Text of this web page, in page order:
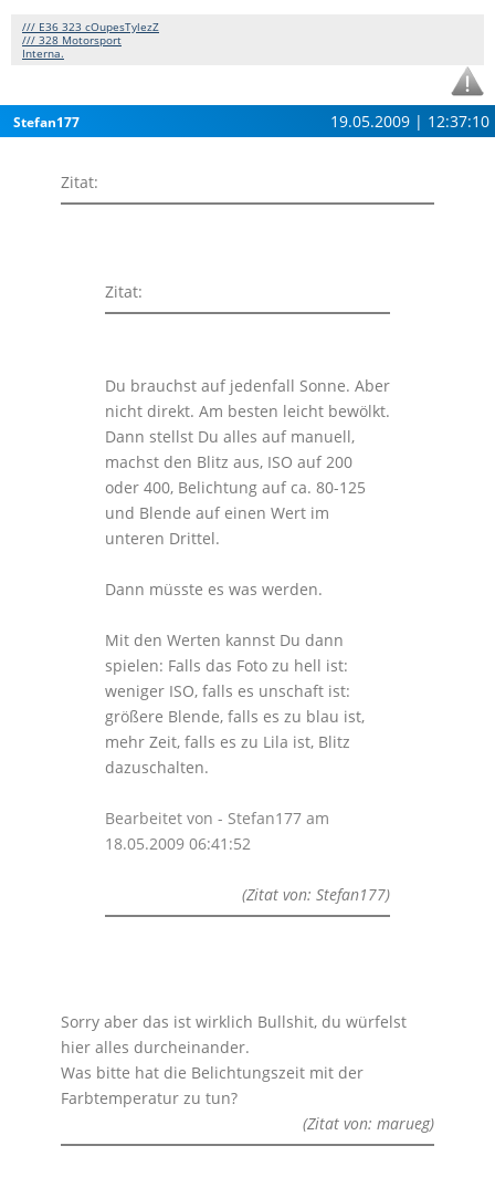
/// E36 323 cOupesTylezZ
/// 328 Motorsport
Interna.
Stefan177 19.05.2009 | 12:37:10
Zitat:
Zitat:
Du brauchst auf jedenfall Sonne. Aber
nicht direkt. Am besten leicht bewölkt.
Dann stellst Du alles auf manuell,
machst den Blitz aus, ISO auf 200
oder 400, Belichtung auf ca. 80-125
und Blende auf einen Wert im
unteren Drittel.
Dann müsste es was werden.
Mit den Werten kannst Du dann
spielen: Falls das Foto zu hell ist:
weniger ISO, falls es unschaft ist:
größere Blende, falls es zu blau ist,
mehr Zeit, falls es zu Lila ist, Blitz
dazuschalten.
Bearbeitet von - Stefan177 am
18.05.2009 06:41:52
(Zitat von: Stefan177)
Sorry aber das ist wirklich Bullshit, du würfelst
hier alles durcheinander.
Was bitte hat die Belichtungszeit mit der
Farbtemperatur zu tun?
(Zitat von: marueg)